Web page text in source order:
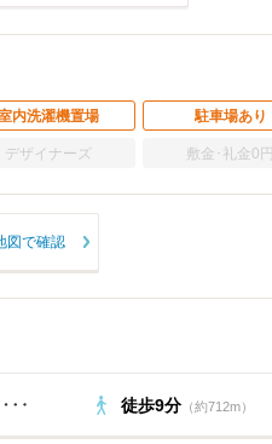
内洗濯機置場 駐車場あり
デザイナーズ 敷金･礼金0円
図で確認
徒歩9分 （約712m）